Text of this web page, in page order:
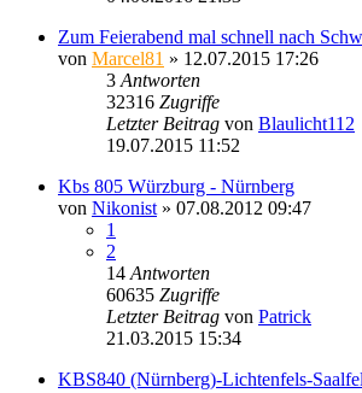
Zum Feierabend mal schnell nach
von Marcel81 » 12.07.2015 17:26
3 Antworten
32316 Zugriffe
Letzter Beitrag von Blaulicht112
19.07.2015 11:52
Kbs 805 Würzburg - Nürnberg
von Nikonist » 07.08.2012 09:47
1
2
14 Antworten
60635 Zugriffe
Letzter Beitrag von Patrick
21.03.2015 15:34
KBS840 (Nürnberg)-Lichtenfels-